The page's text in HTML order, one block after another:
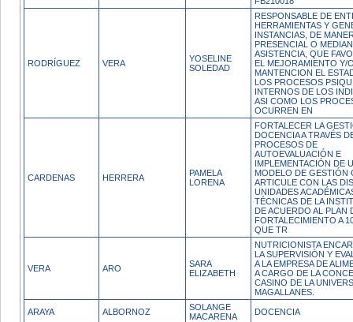
RODRÍGUEZ VERA
YOSELINE
SOLEDAD
RESPONSABLE DE
HERRAMIENTAS Y
INSTANCIAS, DE
PRESENCIAL O
ASISTENCIA, QUE
EL MEJORAMIENTO Y/
MANTENCION EL
LOS PROCESOS
INTERNOS DE LOS
ASI COMO LOS
OCURREN EN
CARDENAS HERRERA
PAMELA
LORENA
FORTALECER LA
DOCENCIA A TRAVÉS
PROCESOS DE
AUTOEVALUACIÓN E
IMPLEMENTACIÓN DE
MODELO DE GESTIÓN
ARTICULE CON LAS
UNIDADES
TÉCNICAS DE LA
DE ACUERDO AL PLAN
FORTALECIMIENTO A
QUE TR
VERA ARO
SARA
ELIZABETH
NUTRICIONISTA
LA SUPERVISIÓN Y
A LA EMPRESA DE
A CARGO DE LA
CASINO DE LA
MAGALLANES.
ARAYA ALBORNOZ
SOLANGE
MACARENA
DOCENCIA